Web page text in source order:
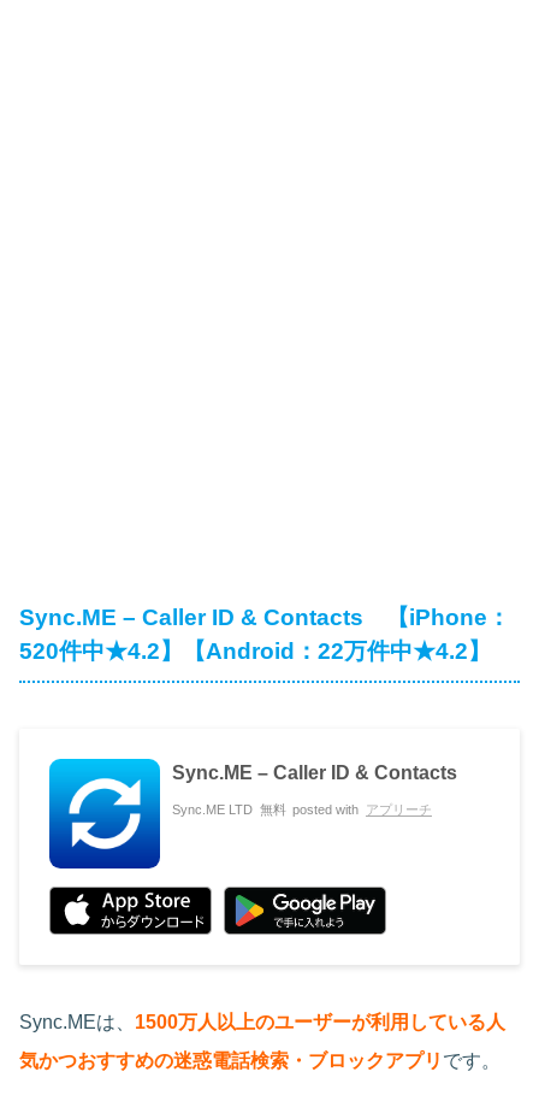
Sync.ME – Caller ID & Contacts 【iPhone：
520件中★4.2】【Android：22万件中★4.2】
Sync.ME – Caller ID & Contacts
Sync.ME LTD 無料 posted with アプリーチ
Sync.MEは、 1500万人以上のユーザーが利用している人
気かつおすすめの迷惑電話検索・ブロックアプリ です。